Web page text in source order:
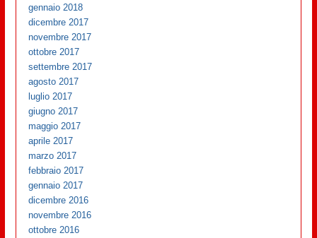
gennaio 2018
dicembre 2017
novembre 2017
ottobre 2017
settembre 2017
agosto 2017
luglio 2017
giugno 2017
maggio 2017
aprile 2017
marzo 2017
febbraio 2017
gennaio 2017
dicembre 2016
novembre 2016
ottobre 2016